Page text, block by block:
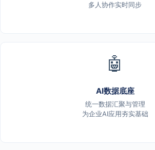
多人协作实时同步
🤖
AI数据底座
统一数据汇聚与管理
为企业AI应用夯实基础